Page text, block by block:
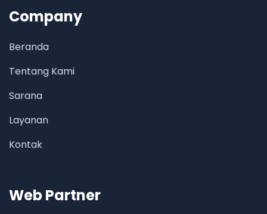
Company
Beranda
Tentang Kami
Sarana
Layanan
Kontak
Web Partner